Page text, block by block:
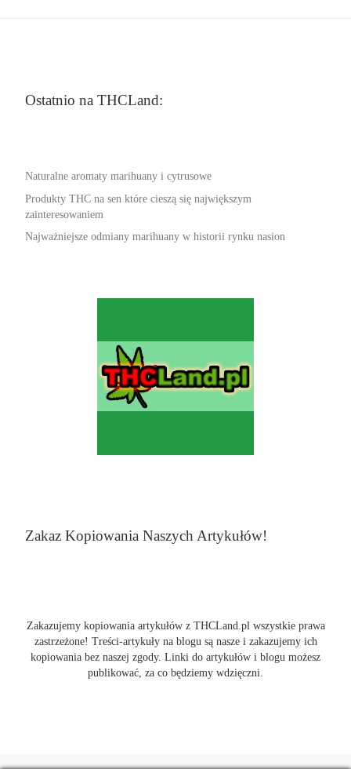
Ostatnio na THCLand:
Naturalne aromaty marihuany i cytrusowe
Produkty THC na sen które cieszą się największym
zainteresowaniem
Najważniejsze odmiany marihuany w historii rynku nasion
Zakaz Kopiowania Naszych Artykułów!
Zakazujemy kopiowania artykułów z THCLand.pl wszystkie prawa
zastrzeżone! Treści-artykuły na blogu są nasze i zakazujemy ich
kopiowania bez naszej zgody. Linki do artykułów i blogu możesz
publikować, za co będziemy wdzięczni.